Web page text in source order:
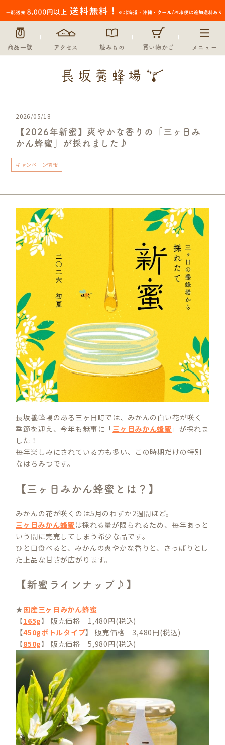
商品一覧 アクセス 読みもの 買い物かご メニュー
2026/05/18
【2026年新蜜】爽やかな香りの「三ヶ日み
かん蜂蜜」が採れました♪
キャンペーン情報
長坂養蜂場のある三ヶ日町では、みかんの白い花が咲く
季節を迎え、今年も無事に「三ヶ日みかん蜂蜜 」が採れま
した！
毎年楽しみにされている方も多い、この時期だけの特別
なはちみつです。
【三ヶ日みかん蜂蜜とは？】
みかんの花が咲くのは5月のわずか2週間ほど。
三ヶ日みかん蜂蜜は採れる量が限られるため、毎年あっと
いう間に完売してしまう希少な品です。
ひと口食べると、みかんの爽やかな香りと、さっぱりとし
た上品な甘さが広がります。
【新蜜ラインナップ♪】
★国産三ヶ日みかん蜂蜜
【165g】 販売価格 1,480円(税込)
【450gボトルタイプ】 販売価格 3,480円(税込)
【850g】 販売価格 5,980円(税込)